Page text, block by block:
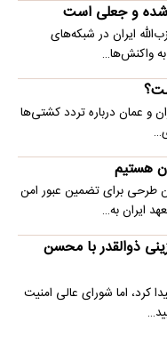
شده و جعلی است
ایران در شبکه‌های
واکنش‌ها…
و عمان درباره تردد کشتی‌ها
هستیم
برای تضمین عبور امن
ایران به…
ذوالقدر با محسن
کرد، اما شورای عالی امنیت